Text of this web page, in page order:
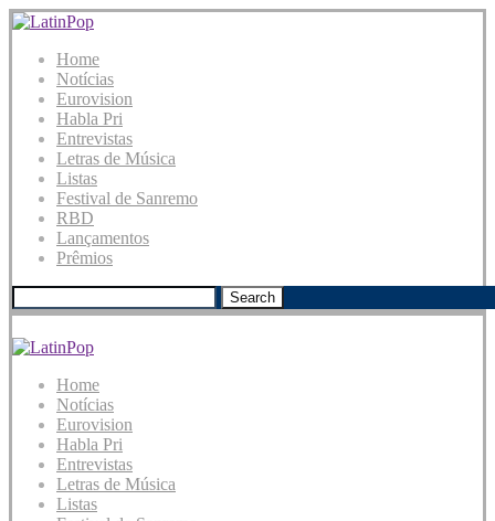
Home
Notícias
Eurovision
Habla Pri
Entrevistas
Letras de Música
Listas
Festival de Sanremo
RBD
Lançamentos
Prêmios
Search
Home
Notícias
Eurovision
Habla Pri
Entrevistas
Letras de Música
Listas